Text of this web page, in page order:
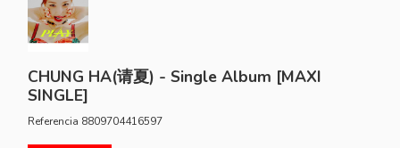
CHUNG HA(请夏) - Single Album [MAXI
SINGLE]
Referencia 8809704416597